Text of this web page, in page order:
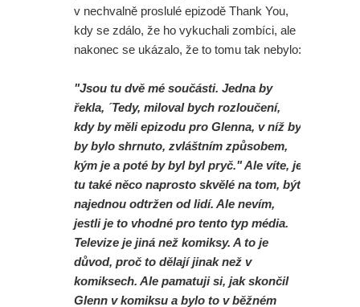
v nechvalně proslulé epizodě Thank You,
kdy se zdálo, že ho vykuchali zombíci, ale
nakonec se ukázalo, že to tomu tak nebylo:
"Jsou tu dvě mé součásti. Jedna by
řekla, ´Tedy, miloval bych rozloučení,
kdy by měli epizodu pro Glenna, v níž by
by bylo shrnuto, zvláštním způsobem,
kým je a poté by byl byl pryč." Ale víte, je
tu také něco naprosto skvělé na tom, být
najednou odtržen od lidí. Ale nevím,
jestli je to vhodné pro tento typ média.
Televize je jiná než komiksy. A to je
důvod, proč to dělají jinak než v
komiksech. Ale pamatuji si, jak skončil
Glenn v komiksu a bylo to v běžném